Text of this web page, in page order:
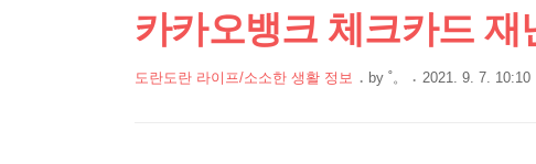
상
세
컨
본
문
제
카카오뱅크 체크카드 재
도란도란 라이프/소소한 생활 정보 by ˚。 2021. 9. 7. 10:10